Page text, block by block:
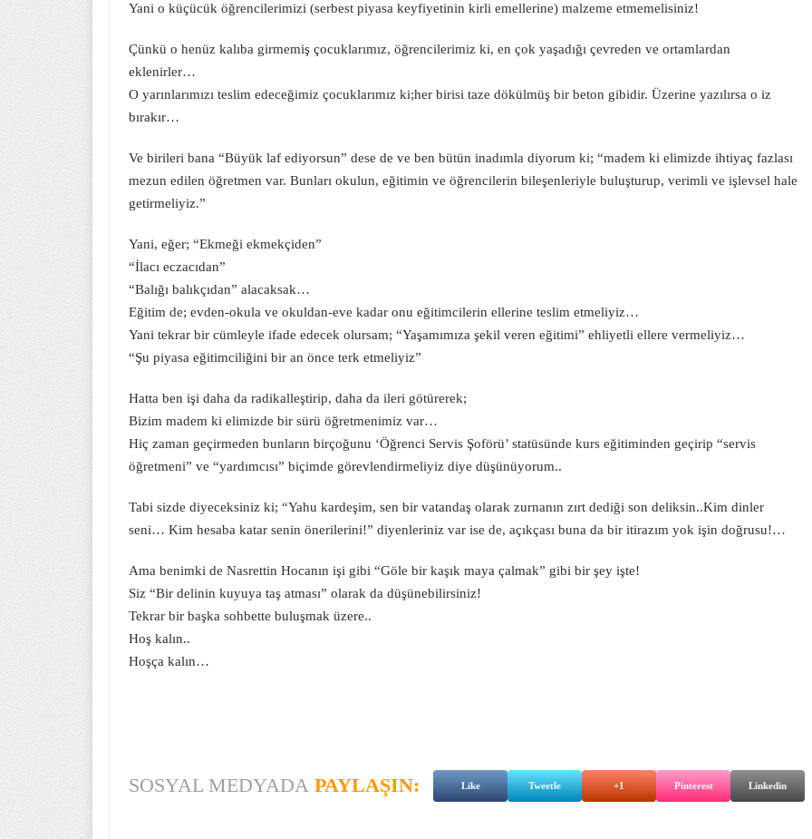
Yani o küçücük öğrencilerimizi (serbest piyasa keyfiyetinin kirli emellerine) malzeme etmemelisiniz!
Çünkü o henüz kalıba girmemiş çocuklarımız, öğrencilerimiz ki, en çok yaşadığı çevreden ve ortamlardan
eklenirler…
O yarınlarımızı teslim edeceğimiz çocuklarımız ki;her birisi taze dökülmüş bir beton gibidir. Üzerine yazılırsa o iz
bırakır…
Ve birileri bana “Büyük laf ediyorsun” dese de ve ben bütün inadımla diyorum ki; “madem ki elimizde ihtiyaç fazlası
mezun edilen öğretmen var. Bunları okulun, eğitimin ve öğrencilerin bileşenleriyle buluşturup, verimli ve işlevsel hale
getirmeliyiz.”
Yani, eğer; “Ekmeği ekmekçiden”
“İlacı eczacıdan”
“Balığı balıkçıdan” alacaksak…
Eğitim de; evden-okula ve okuldan-eve kadar onu eğitimcilerin ellerine teslim etmeliyiz…
Yani tekrar bir cümleyle ifade edecek olursam; “Yaşamımıza şekil veren eğitimi” ehliyetli ellere vermeliyiz…
“Şu piyasa eğitimciliğini bir an önce terk etmeliyiz”
Hatta ben işi daha da radikalleştirip, daha da ileri götürerek;
Bizim madem ki elimizde bir sürü öğretmenimiz var…
Hiç zaman geçirmeden bunların birçoğunu ‘Öğrenci Servis Şoförü’ statüsünde kurs eğitiminden geçirip “servis
öğretmeni” ve “yardımcısı” biçimde görevlendirmeliyiz diye düşünüyorum..
Tabi sizde diyeceksiniz ki; “Yahu kardeşim, sen bir vatandaş olarak zurnanın zırt dediği son deliksin..Kim dinler
seni… Kim hesaba katar senin önerilerini!” diyenleriniz var ise de, açıkçası buna da bir itirazım yok işin doğrusu!…
Ama benimki de Nasrettin Hocanın işi gibi “Göle bir kaşık maya çalmak” gibi bir şey işte!
Siz “Bir delinin kuyuya taş atması” olarak da düşünebilirsiniz!
Tekrar bir başka sohbette buluşmak üzere..
Hoş kalın..
Hoşça kalın…
SOSYAL MEDYADA PAYLAŞIN: Like Tweetle +1 Pinterest Linkedin